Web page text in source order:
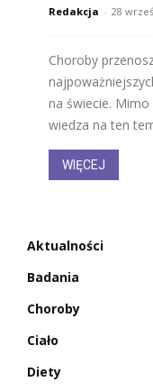
Redakcja - 28
Choroby
na świecie.
wiedza na ten
WIĘCEJ
Aktualności
Badania
Choroby
Ciało
Diety